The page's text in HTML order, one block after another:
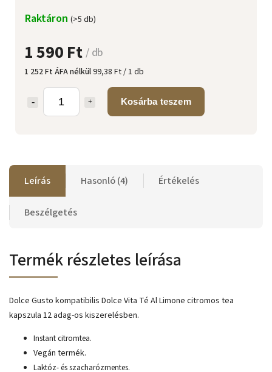
1 590 Ft/ db
1 252 Ft ÁFA nélkül99,38 Ft / 1 db
Kosárba teszem
Raktáron (>5 db)
Leírás Hasonló (4) Értékelés
Beszélgetés
Termék részletes leírása
Dolce Gusto kompatibilis Dolce Vita Té Al Limone citromos tea
kapszula 12 adag-os kiszerelésben.
Instant citromtea.
Vegán termék.
Laktóz- és szacharózmentes.